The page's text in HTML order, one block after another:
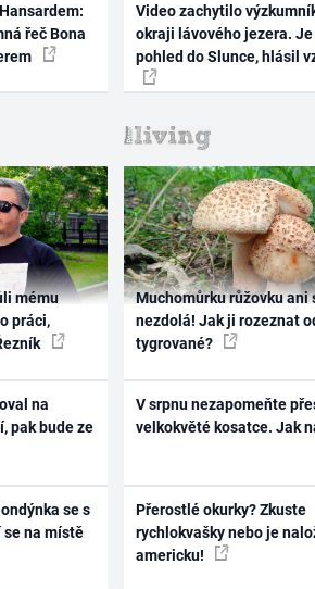
řeč Bona
Video zachytilo
okraji lávového jezera.
pohled do Slunce, hlásil
mému
práci,
na
pak bude ze
se s
se na místě
Muchomůrku růžovku ani
nezdolá! Jak ji rozeznat
tygrované?
V srpnu nezapomeňte
velkokvěté kosatce. Jak
Přerostlé okurky? Zkuste
rychlokvašky nebo je
americku!